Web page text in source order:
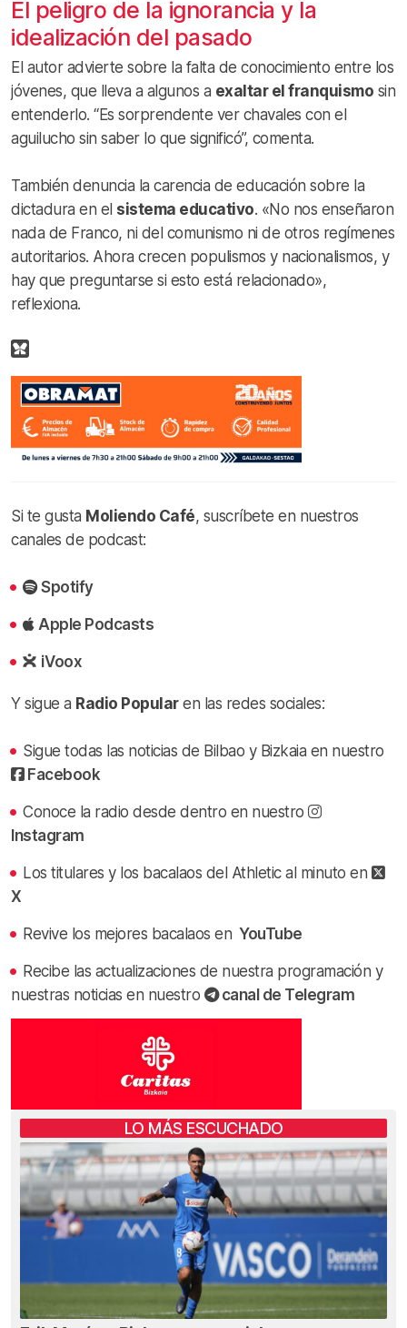
El peligro de la ignorancia y la
idealización del pasado
El autor advierte sobre la falta de conocimiento entre los
jóvenes, que lleva a algunos a exaltar el franquismo sin
entenderlo. “Es sorprendente ver chavales con el
aguilucho sin saber lo que significó”, comenta.
También denuncia la carencia de educación sobre la
dictadura en el sistema educativo. «No nos enseñaron
nada de Franco, ni del comunismo ni de otros regímenes
autoritarios. Ahora crecen populismos y nacionalismos, y
hay que preguntarse si esto está relacionado»,
reflexiona.
Si te gusta Moliendo Café, suscríbete en nuestros
canales de podcast:
Spotify
Apple Podcasts
iVoox
Y sigue a Radio Popularen las redes sociales:
Sigue todas las noticias de Bilbao y Bizkaia en nuestro
Facebook
Conoce la radio desde dentro en nuestro
Instagram
Los titulares y los bacalaos del Athletic al minuto en
X
Revive los mejores bacalaos en YouTube
Recibe las actualizaciones de nuestra programación y
nuestras noticias en nuestro
canal de Telegram
LO MÁS ESCUCHADO